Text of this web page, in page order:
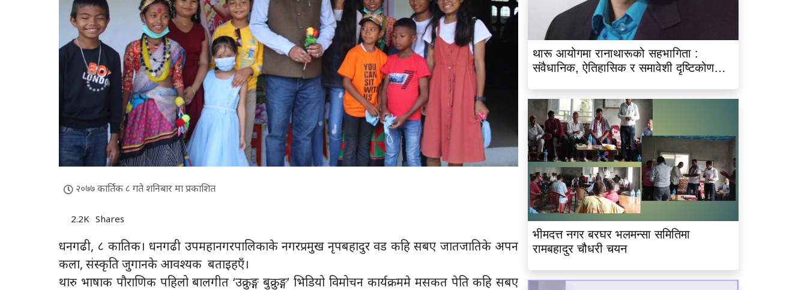
२०७७ कार्तिक ८ गते शनिबार मा प्रकाशित
2.2K Shares
धनगढी, ८ कातिक। धनगढी उपमहानगरपालिकाके नगरप्रमुख नृपबहादुर वड कहि सबए जातजातिके अपन
कला, संस्कृति जुगानके आवश्यक बताइहएँ।
थारु भाषाक पौराणिक पहिलो बालगीत ‘उक्रुङ्ग बुक्रुङ्ग’ भिडियो विमोचन कार्यक्रममे मसकत पेति कहि सबए
थारू आयोगमा रानाथारूको सहभागिता :
संवैधानिक, ऐतिहासिक र समावेशी दृष्टिकोणबाट
भीमदत्त नगर बरघर भलमन्सा समितिमा
रामबहादुर चौधरी चयन